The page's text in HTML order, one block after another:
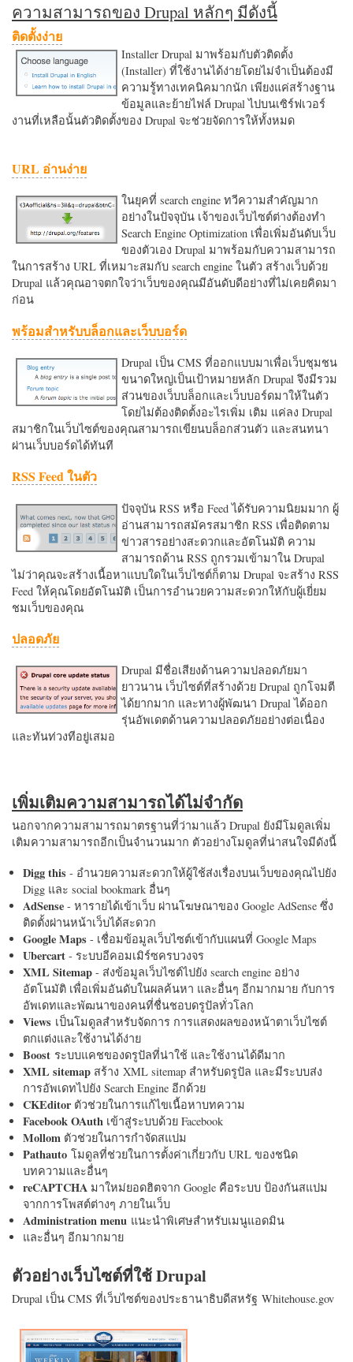
ความสามารถของ Drupal หลักๆ มีดังนี้
ติดตั้งง่าย
Installer Drupal มาพร้อมกับตัวติดตั้ง
(Installer) ที่ใช้งานได้ง่ายโดยไม่จำเป็นต้องมี
ความรู้ทางเทคนิคมากนัก เพียงแค่สร้างฐาน
ข้อมูลและย้ายไฟล์ Drupal ไปบนเซิร์ฟเวอร์
งานที่เหลือนั้นตัวติดตั้งของ Drupal จะช่วยจัดการให้ทั้งหมด
URL อ่านง่าย
ในยุคที่ search engine ทวีความสำคัญมาก
อย่างในปัจจุบัน เจ้าของเว็บไซต์ต่างต้องทำ
Search Engine Optimization เพื่อเพิ่มอันดับเว็บ
ของตัวเอง Drupal มาพร้อมกับความสามารถ
ในการสร้าง URL ที่เหมาะสมกับ search engine ในตัว สร้างเว็บด้วย
Drupal แล้วคุณอาจตกใจว่าเว็บของคุณมีอันดับดีอย่างที่ไม่เคยคิดมา
ก่อน
พร้อมสำหรับบล็อกและเว็บบอร์ด
Drupal เป็น CMS ที่ออกแบบมาเพื่อเว็บชุมชน
ขนาดใหญ่เป็นเป้าหมายหลัก Drupal จึงมีรวม
ส่วนของเว็บบล็อกและเว็บบอร์ดมาให้ในตัว
โดยไม่ต้องติดตั้งอะไรเพิ่ม เติม แค่ลง Drupal
สมาชิกในเว็บไซต์ของคุณสามารถเขียนบล็อกส่วนตัว และสนทนา
ผ่านเว็บบอร์ดได้ทันที
RSS Feed ในตัว
ปัจจุบัน RSS หรือ Feed ได้รับความนิยมมาก ผู้
อ่านสามารถสมัครสมาชิก RSS เพื่อติดตาม
ข่าวสารอย่างสะดวกและอัตโนมัติ ความ
สามารถด้าน RSS ถูกรวมเข้ามาใน Drupal
ไม่ว่าคุณจะสร้างเนื้อหาแบบใดในเว็บไซต์ก็ตาม Drupal จะสร้าง RSS
Feed ให้คุณโดยอัตโนมัติ เป็นการอำนวยความสะดวกใหักับผู้เยี่ยม
ชมเว็บของคุณ
ปลอดภัย
Drupal มีชื่อเสียงด้านความปลอดภัยมา
ยาวนาน เว็บไซต์ที่สร้างด้วย Drupal ถูกโจมตี
ได้ยากมาก และทางผู้พัฒนา Drupal ได้ออก
รุ่นอัพเดตด้านความปลอดภัยอย่างต่อเนื่อง
และทันท่วงทีอยู่เสมอ
เพิ่มเติมความสามารถได้ไม่จำกัด
นอกจากความสามารถมาตรฐานที่ว่ามาแล้ว Drupal ยังมีโมดูลเพิ่ม
เติมความสามารถอีกเป็นจำนวนมาก ตัวอย่างโมดูลที่น่าสนใจมีดังนี้
Digg this - อำนวยความสะดวกให้ผู้ใช้ส่งเรื่องบนเว็บของคุณไปยัง
Digg และ social bookmark อื่นๆ
AdSense - หารายได้เข้าเว็บ ผ่านโฆษณาของ Google AdSense ซึ่ง
ติดตั้งผ่านหน้าเว็บได้สะดวก
Google Maps - เชื่อมข้อมูลเว็บไซต์เข้ากับแผนที่ Google Maps
Ubercart - ระบบอีคอมเมิร์ซครบวงจร
XML Sitemap - ส่งข้อมูลเว็บไซต์ไปยัง search engine อย่าง
อัตโนมัติ เพื่อเพิ่มอันดับในผลค้นหา และอื่นๆ อีกมากมาย กับการ
อัพเดทและพัฒนาของคนที่ชื่นชอบดรูปัลทั่วโลก
Views เป็นโมดูลสำหรับจัดการ การแสดงผลของหน้าตาเว็บไซต์
ตกแต่งและใช้งานได้ง่าย
Boost ระบบแคชของดรูปัลที่น่าใช้ และใช้งานได้ดีมาก
XML sitemap สร้าง XML sitemap สำหรับดรูปัล และมีระบบส่ง
การอัพเดทไปยัง Search Engine อีกด้วย
CKEditorตัวช่วยในการแก้ไขเนื้อหาบทความ
Facebook OAuth เข้าสู่ระบบด้วย Facebook
Mollom ตัวช่วยในการกำจัดสแปม
Pathauto โมดูลที่ช่วยในการตั้งค่าเกี่ยวกับ URL ของชนิด
บทความและอื่นๆ
reCAPTCHA มาใหม่ยอดฮิตจาก Google คือระบบ ป้องกันสแปม
จากการโพสต์ต่างๆ ภายในเว็บ
Administration menu แนะนำพิเศษสำหรับเมนูแอดมิน
และอื่นๆ อีกมากมาย
ตัวอย่างเว็บไซต์ที่ใช้ Drupal
Drupal เป็น CMS ที่เว็บไซต์ของประธานาธิบดีสหรัฐ Whitehouse.gov